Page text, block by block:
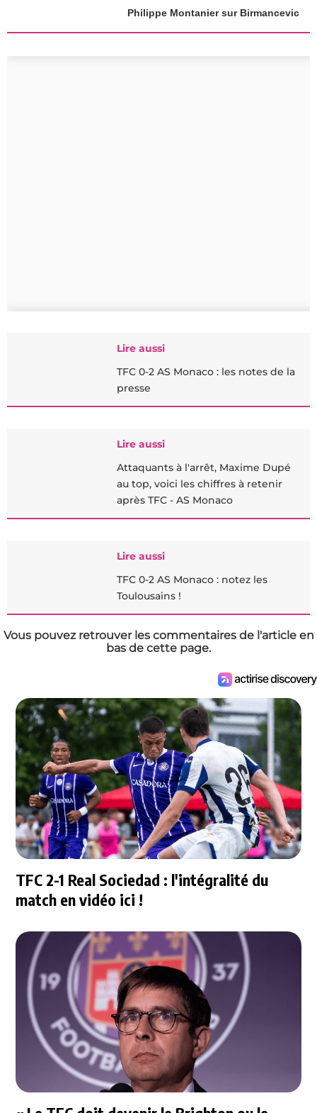
Philippe Montanier sur Birmancevic
Lire aussi
TFC 0-2 AS Monaco : les notes de la
presse
Lire aussi
Attaquants à l'arrêt, Maxime Dupé
au top, voici les chiffres à retenir
après TFC - AS Monaco
Lire aussi
TFC 0-2 AS Monaco : notez les
Toulousains !
Vous pouvez retrouver les commentaires de l'article en
bas de cette page.
TFC 2-1 Real Sociedad : l'intégralité du
match en vidéo ici !